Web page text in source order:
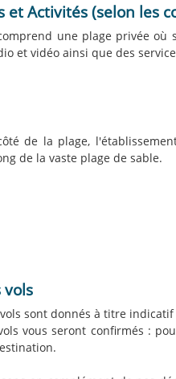
et Activités (selon les
une plage privée
et vidéo ainsi que des
de la plage,
de la vaste plage de sable.
sont donnés à titre
vous seront confirmés :